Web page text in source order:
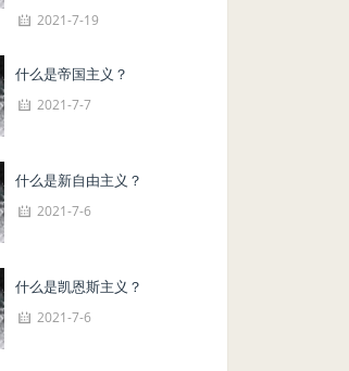
2021-7-19
什么是帝国主义？
2021-7-7
什么是新自由主义？
2021-7-6
什么是凯恩斯主义？
2021-7-6